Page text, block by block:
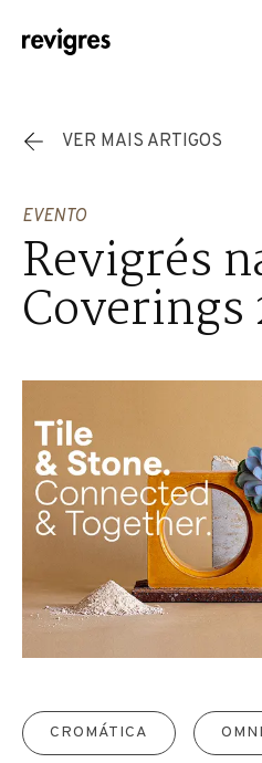
Saltar para o conteúdo principal
VER MAIS ARTIGOS
EVENTO
Revigrés
Coverings
CROMÁTICA